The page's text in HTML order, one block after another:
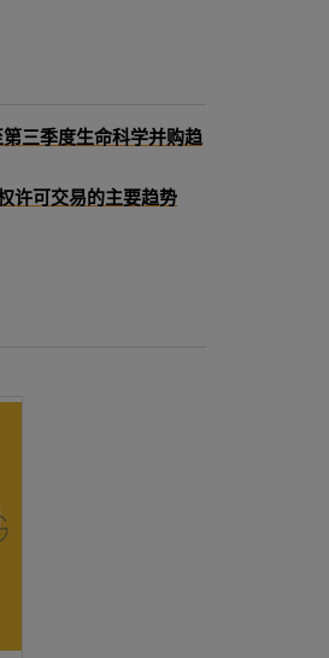
三季度生命科学并购趋
许可交易的主要趋势